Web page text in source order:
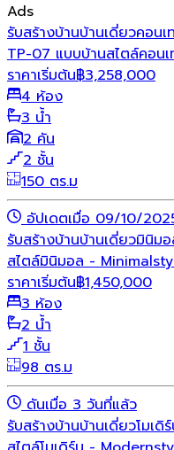
Ads
รับสร้างบ้านบ้านเดี่ยวคอนเ
TP-07 แบบบ้านสไตล์คอน
ราคาเริ่มต้น฿3,258,000
4 ห้อง
3 น้ำ
2 คัน
2 ชั้น
150 ตร.ม
อัปเดตเมื่อ 09/10/
รับสร้างบ้านบ้านเดี่ยวมินิม
สไตล์มินิมอล -
ราคาเริ่มต้น฿1,450,000
3 ห้อง
2 น้ำ
1 ชั้น
98 ตร.ม
ดันเมื่อ 3 วันที่แล้ว
รับสร้างบ้านบ้านเดี่ยวโมเดิ